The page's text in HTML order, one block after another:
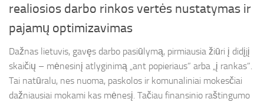
realiosios darbo rinkos vertės nustatymas ir
pajamų optimizavimas
Dažnas lietuvis, gavęs darbo pasiūlymą, pirmiausia žiūri į didįjį
skaičių – mėnesinį atlyginimą „ant popieriaus” arba „į rankas”.
Tai natūralu, nes nuoma, paskolos ir komunaliniai mokesčiai
dažniausiai mokami kas mėnesį. Tačiau finansinio raštingumo